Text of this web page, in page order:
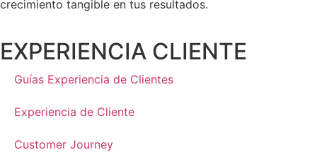
crecimiento tangible en tus resultados.
EXPERIENCIA CLIENTE
Guías Experiencia de Clientes
Experiencia de Cliente
Customer Journey